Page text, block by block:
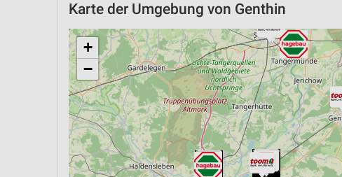
Karte der Umgebung von Genthin
+
−